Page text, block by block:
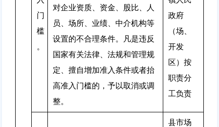
门
槛
。
对企业资质、资金、股比、人
员、场所、业绩、中介机构等
设置的不合理条件。凡是违反
国家有关法律、法规和管理规
定、擅自增加准入条件或者抬
高准入门槛的，予以取消或调
整。
政府
（场、
开发
区）按
职责分
工负责
县市场